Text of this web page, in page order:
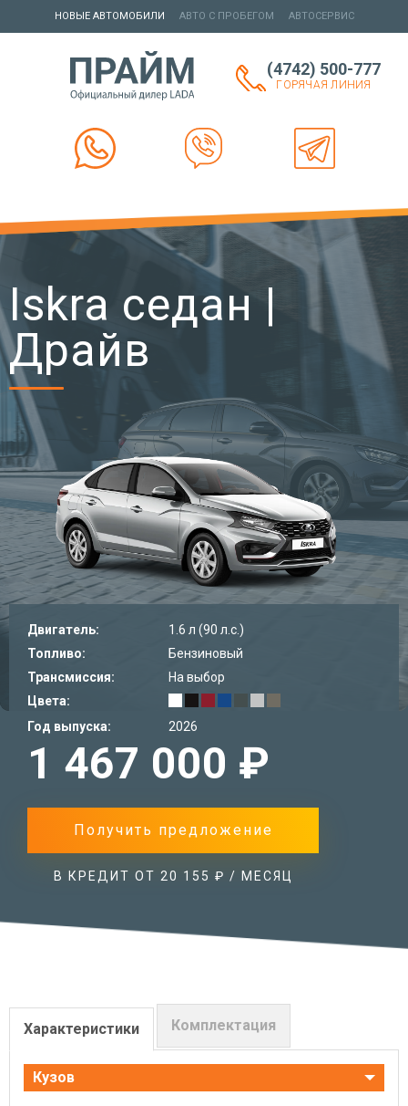
НОВЫЕ АВТОМОБИЛИ АВТО С ПРОБЕГОМ АВТОСЕРВИС
(4742) 500-777
ГОРЯЧАЯ ЛИНИЯ
Iskra седан |
Драйв
Двигатель:
1.6 л (90 л.с.)
Топливо:
Бензиновый
Трансмиссия:
На выбор
Цвета:
Год выпуска:
2026
1 467 000 ₽
Получить предложение
В КРЕДИТ ОТ 20 155 ₽ / МЕСЯЦ
Характеристики Комплектация
Кузов
ЗАКАЗАТЬ
УСЛУГИ
РАБОТЫ
КОНТАКТЫ